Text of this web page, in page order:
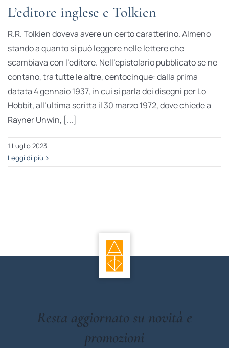
L’editore inglese e Tolkien
R.R. Tolkien doveva avere un certo caratterino. Almeno
stando a quanto si può leggere nelle lettere che
scambiava con l’editore. Nell’epistolario pubblicato se ne
contano, tra tutte le altre, centocinque: dalla prima
datata 4 gennaio 1937, in cui si parla dei disegni per Lo
Hobbit, all’ultima scritta il 30 marzo 1972, dove chiede a
Rayner Unwin, [...]
1 Luglio 2023
Leggi di più
Resta aggiornato su novità e
promozioni